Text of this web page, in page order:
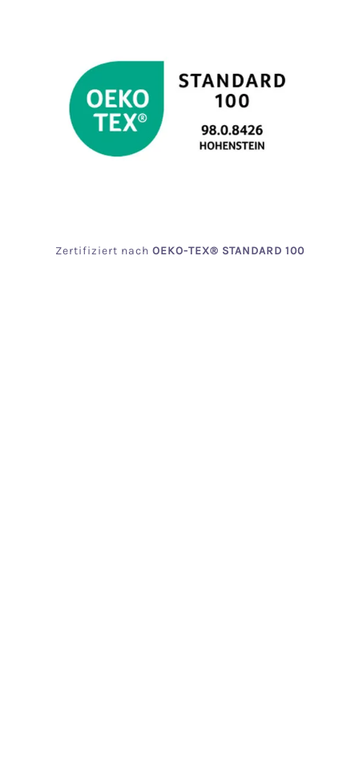
Zertifiziert nach OEKO-TEX® STANDARD 100